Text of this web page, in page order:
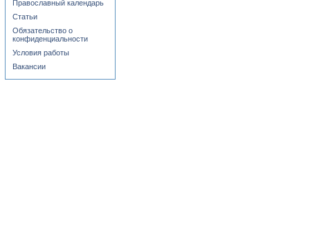
Православный календарь
Статьи
Обязательство о
конфиденциальности
Условия работы
Вакансии